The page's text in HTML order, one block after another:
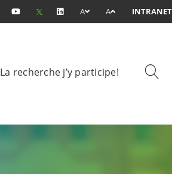
A A INTRANET
La recherche j’y participe!